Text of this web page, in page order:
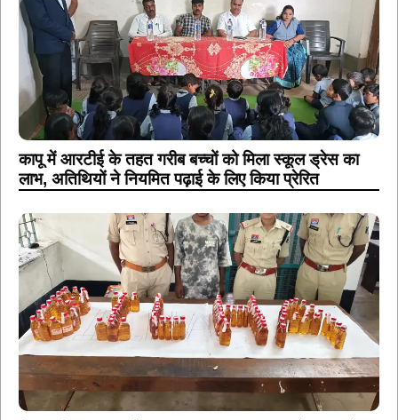
कापू में आरटीई के तहत गरीब बच्चों को मिला स्कूल ड्रेस का
लाभ, अतिथियों ने नियमित पढ़ाई के लिए किया प्रेरित